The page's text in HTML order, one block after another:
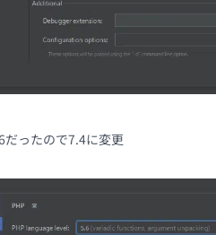
ったので7.4に変更